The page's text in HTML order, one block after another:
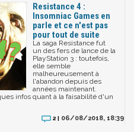
Resistance 4 :
Insomniac Games en
parle et ce n'est pas
pour tout de suite
La saga Resistance fut
un des fers de lance de la
PlayStation 3 : toutefois,
elle semble
malheureusement à
l'abandon depuis des
années maintenant.
infos quant à la faisabilité d'un
2 | 06/08/2018, 18:39